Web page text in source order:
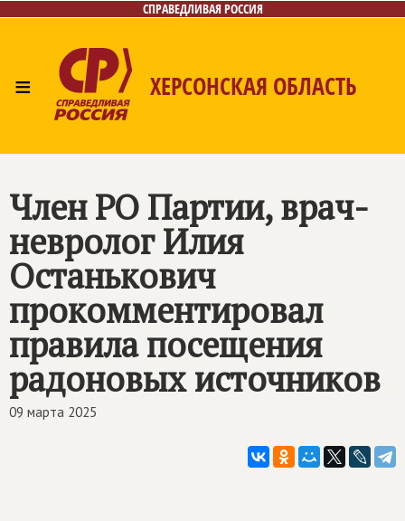
СПРАВЕДЛИВАЯ РОССИЯ
≡ ХЕРСОНСКАЯ ОБЛАСТЬ
Член РО Партии, врач-
невролог Илия
Останькович
прокомментировал
правила посещения
радоновых источников
09 марта 2025